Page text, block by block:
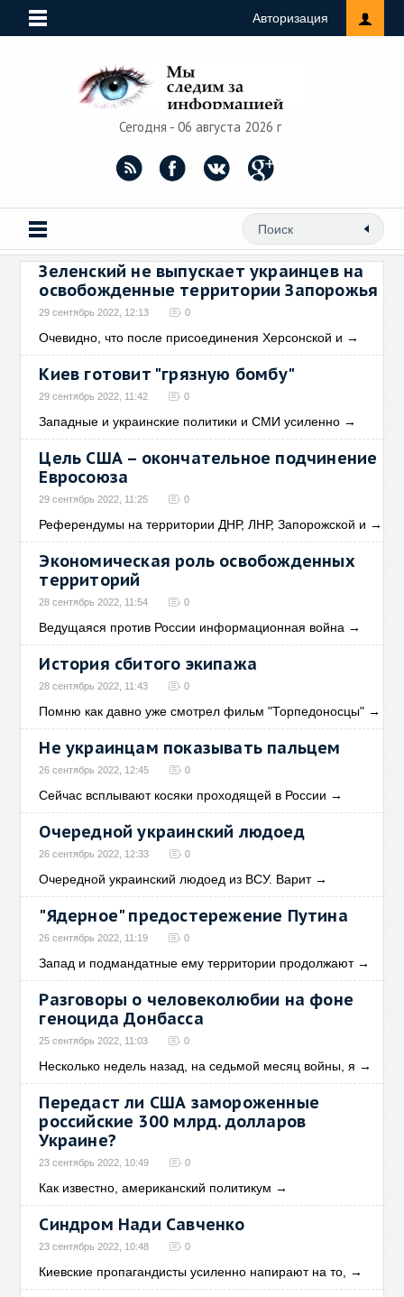
Авторизация
Сегодня - 06 августа 2026 г
Зеленский не выпускает украинцев на
освобожденные территории Запорожья
29 сентябрь 2022, 12:13 0
Очевидно, что после присоединения Херсонской и →
Киев готовит "грязную бомбу"
29 сентябрь 2022, 11:42 0
Западные и украинские политики и СМИ усиленно →
Цель США – окончательное подчинение
Евросоюза
29 сентябрь 2022, 11:25 0
Референдумы на территории ДНР, ЛНР, Запорожской и →
Экономическая роль освобожденных
территорий
28 сентябрь 2022, 11:54 0
Ведущаяся против России информационная война →
История сбитого экипажа
28 сентябрь 2022, 11:43 0
Помню как давно уже смотрел фильм "Торпедоносцы" →
Не украинцам показывать пальцем
26 сентябрь 2022, 12:45 0
Сейчас всплывают косяки проходящей в России →
Очередной украинский людоед
26 сентябрь 2022, 12:33 0
Очередной украинский людоед из ВСУ. Варит→
"Ядерное" предостережение Путина
26 сентябрь 2022, 11:19 0
Запад и подмандатные ему территории продолжают→
Разговоры о человеколюбии на фоне
геноцида Донбасса
25 сентябрь 2022, 11:03 0
Несколько недель назад, на седьмой месяц войны, я →
Передаст ли США замороженные
российские 300 млрд. долларов
Украине?
23 сентябрь 2022, 10:49 0
Как известно, американский политикум →
Синдром Нади Савченко
23 сентябрь 2022, 10:48 0
Киевские пропагандисты усиленно напирают на то, →